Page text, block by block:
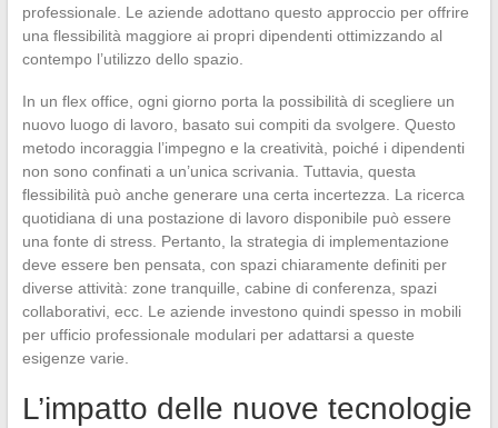
professionale. Le aziende adottano questo approccio per offrire
una flessibilità maggiore ai propri dipendenti ottimizzando al
contempo l’utilizzo dello spazio.
In un flex office, ogni giorno porta la possibilità di scegliere un
nuovo luogo di lavoro, basato sui compiti da svolgere. Questo
metodo incoraggia l’impegno e la creatività, poiché i dipendenti
non sono confinati a un’unica scrivania. Tuttavia, questa
flessibilità può anche generare una certa incertezza. La ricerca
quotidiana di una postazione di lavoro disponibile può essere
una fonte di stress. Pertanto, la strategia di implementazione
deve essere ben pensata, con spazi chiaramente definiti per
diverse attività: zone tranquille, cabine di conferenza, spazi
collaborativi, ecc. Le aziende investono quindi spesso in mobili
per ufficio professionale modulari per adattarsi a queste
esigenze varie.
L’impatto delle nuove tecnologie